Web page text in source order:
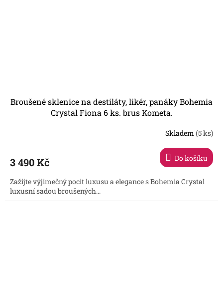
Broušené sklenice na destiláty, likér, panáky Bohemia
Crystal Fiona 6 ks. brus Kometa.
Skladem (5 ks)
3 490 Kč Do košíku
Zažijte výjimečný pocit luxusu a elegance s Bohemia Crystal
luxusní sadou broušených...